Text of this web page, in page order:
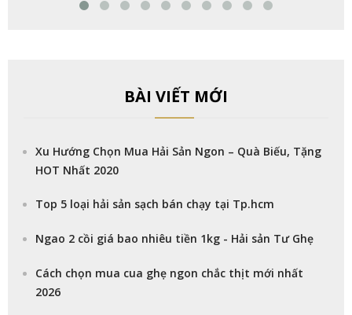
BÀI VIẾT MỚI
Xu Hướng Chọn Mua Hải Sản Ngon – Quà Biếu, Tặng
HOT Nhất 2020
Top 5 loại hải sản sạch bán chạy tại Tp.hcm
Ngao 2 cồi giá bao nhiêu tiền 1kg - Hải sản Tư Ghẹ
Cách chọn mua cua ghẹ ngon chắc thịt mới nhất
2026